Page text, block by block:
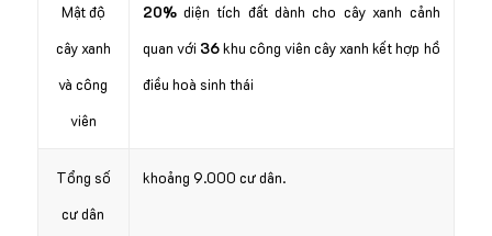
Mật độ
cây xanh
và công
viên
20%diện tích đất dành cho cây xanh cảnh
quan với 36khu công viên cây xanh kết hợp hồ
điều hoà sinh thái
Tổng số
cư dân
khoảng 9.000 cư dân.